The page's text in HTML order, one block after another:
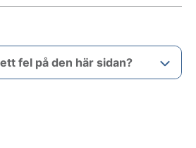
fel på den här sidan?